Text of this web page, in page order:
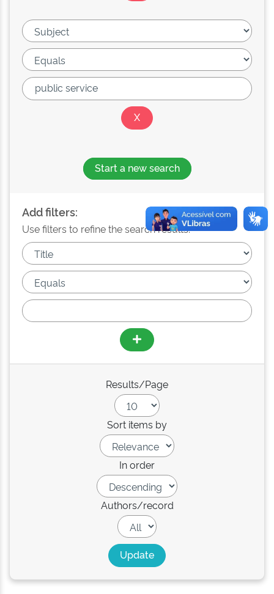
Start a new search
Add filters:
Use filters to refine the search results.
Results/Page
Sort items by
In order
Authors/record